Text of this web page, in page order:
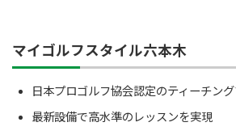
マイゴルフスタイル六本木
日本プロゴルフ協会認定のティーチン
最新設備で高水準のレッスンを実現